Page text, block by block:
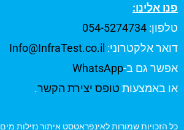
פנו אלינו:
טלפון: 054-5274734
דואר אלקטרוני: Info@InfraTest.co.il
אפשר גם ב-WhatsApp
או באמצעות טופס יצירת הקשר.
כל הזכויות שמורות לאינפראטסט איתור נזילות מים 2026.